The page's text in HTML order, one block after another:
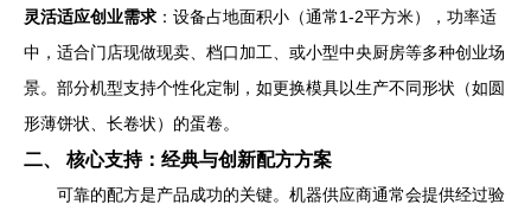
灵活适应创业需求 ：设备占地面积小（通常1-2平方米），功率适
中，适合门店现做现卖、档口加工、或小型中央厨房等多种创业场
景。部分机型支持个性化定制，如更换模具以生产不同形状（如圆
形薄饼状、长卷状）的蛋卷。
二、 核心支持：经典与创新配方方案
可靠的配方是产品成功的关键。机器供应商通常会提供经过验